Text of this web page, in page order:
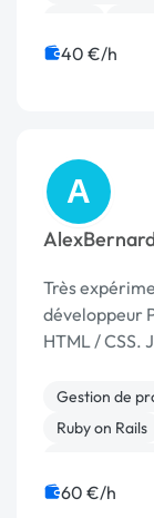
40 €/h
A
Très
développeur
HTML / CSS.
pour / avec
Gestion de
Ruby on Rails
60 €/h